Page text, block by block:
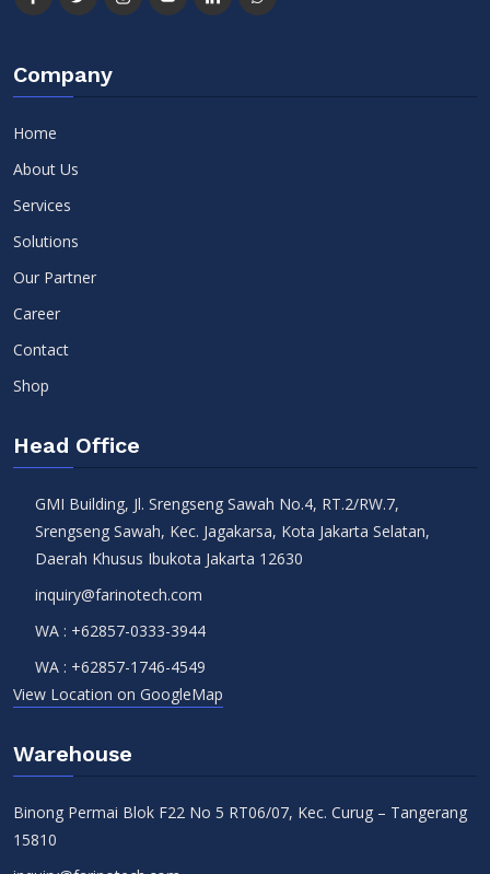
Company
Home
About Us
Services
Solutions
Our Partner
Career
Contact
Shop
Head Office
GMI Building, Jl. Srengseng Sawah No.4, RT.2/RW.7,
Srengseng Sawah, Kec. Jagakarsa, Kota Jakarta Selatan,
Daerah Khusus Ibukota Jakarta 12630
inquiry@farinotech.com
WA : +62857-0333-3944
WA : +62857-1746-4549
View Location on GoogleMap
Warehouse
Binong Permai Blok F22 No 5 RT06/07, Kec. Curug – Tangerang
15810